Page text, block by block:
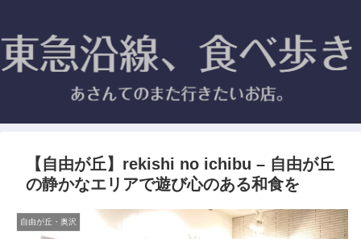
【自由が丘】rekishi no ichibu – 自由が丘
の静かなエリアで遊び心のある和食を
自由が丘・奥沢